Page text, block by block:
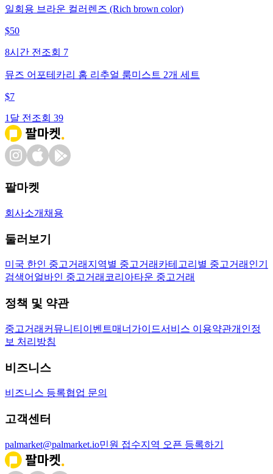
일회용 브라운 컬러렌즈 (Rich brown color)
$50
8시간 전 조회 7
뮤즈 어포테카리 홈 리추얼 룸미스트 2개 세트
$7
1달 전 조회 39
팔마켓
회사소개 채용
둘러보기
미국 한인 중고거래 지역별 중고거래 카테고리별 중고거래 인기
검색어 얼바인 중고거래 코리아타운 중고거래
정책 및 약관
중고거래 커뮤니티 이벤트매너가이드서비스 이용약관개인정
보 처리방침
비즈니스
비즈니스 등록협업 문의
고객센터
palmarket@palmarket.io민원 접수지역 오픈 등록하기